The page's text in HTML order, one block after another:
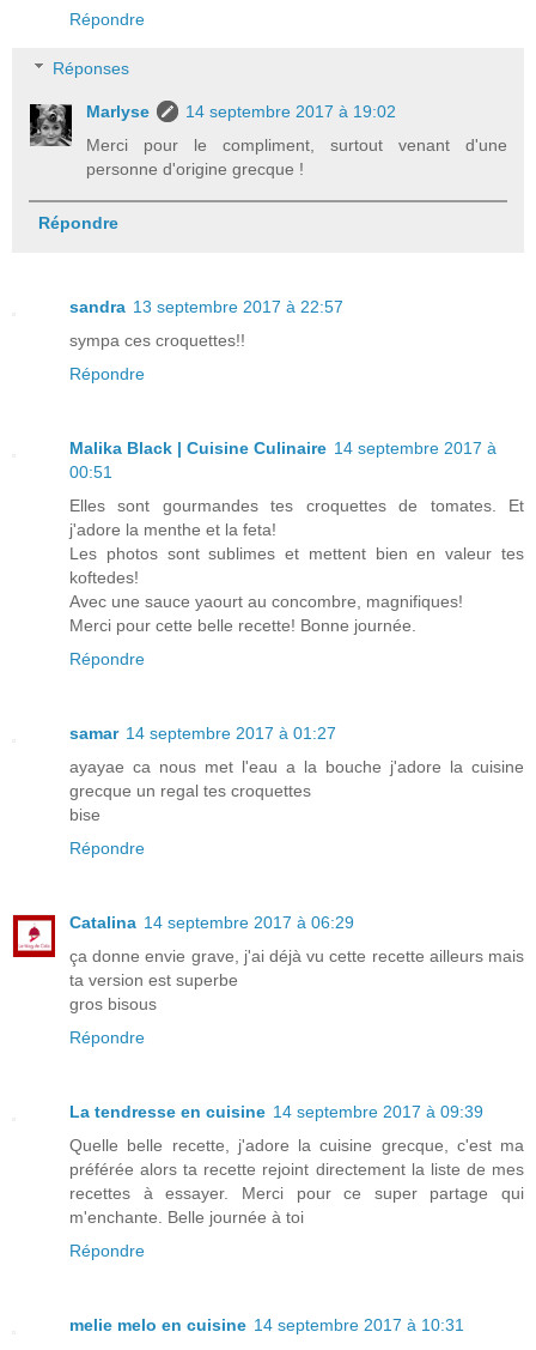
Répondre
Réponses
Marlyse
14 septembre 2017 à 19:02
Merci pour le compliment, surtout venant d'une
personne d'origine grecque !
Répondre
sandra 13 septembre 2017 à 22:57
sympa ces croquettes!!
Répondre
Malika Black | Cuisine Culinaire 14 septembre 2017 à
00:51
Elles sont gourmandes tes croquettes de tomates. Et
j'adore la menthe et la feta!
Les photos sont sublimes et mettent bien en valeur tes
koftedes!
Avec une sauce yaourt au concombre, magnifiques!
Merci pour cette belle recette! Bonne journée.
Répondre
samar 14 septembre 2017 à 01:27
ayayae ca nous met l'eau a la bouche j'adore la cuisine
grecque un regal tes croquettes
bise
Répondre
Catalina 14 septembre 2017 à 06:29
ça donne envie grave, j'ai déjà vu cette recette ailleurs mais
ta version est superbe
gros bisous
Répondre
La tendresse en cuisine 14 septembre 2017 à 09:39
Quelle belle recette, j'adore la cuisine grecque, c'est ma
préférée alors ta recette rejoint directement la liste de mes
recettes à essayer. Merci pour ce super partage qui
m'enchante. Belle journée à toi
Répondre
melie melo en cuisine 14 septembre 2017 à 10:31